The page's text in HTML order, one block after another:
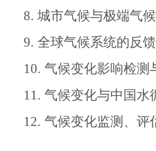
8.城市气候与极端气
9.全球气候系统的反
10.气候变化影响检测
11.气候变化与中国水
12.气候变化监测、评